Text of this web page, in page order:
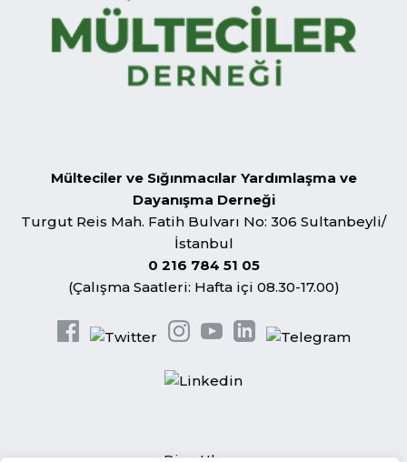
Mülteciler ve Sığınmacılar Yardımlaşma ve
Dayanışma Derneği
Turgut Reis Mah. Fatih Bulvarı No: 306 Sultanbeyli/
İstanbul
0 216 784 51 05
(Çalışma Saatleri: Hafta içi 08.30-17.00)